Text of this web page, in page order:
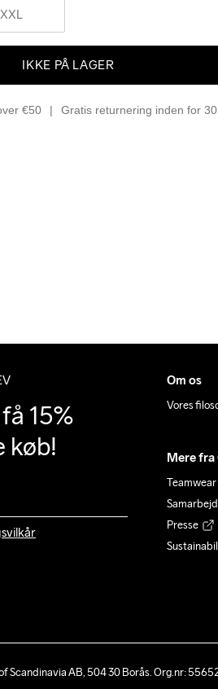
XXL
IKKE PÅ LAGER
€50 Gratis returnering inden for
15%
køb!
Om os
Vores
Mere
Teamwear
Presse
Scandinavia AB, 504 30 Borås. Org.nr: